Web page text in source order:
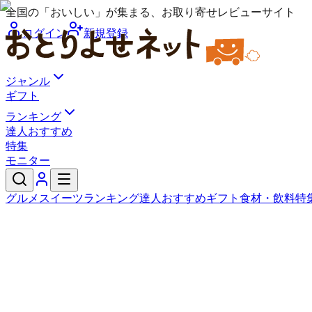
全国の「おいしい」が集まる、お取り寄せレビューサイト
ログイン
新規登録
ジャンル
ギフト
ランキング
達人おすすめ
特集
モニター
グルメ スイーツランキング達人おすすめギフト 食材・飲料特